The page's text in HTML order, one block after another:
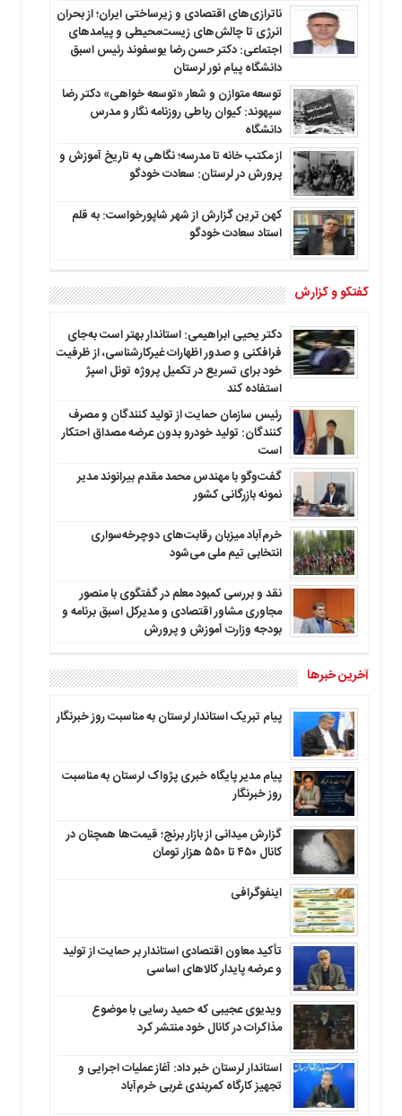
ناترازی‌های اقتصادی و زیرساختی ایران؛ از بحران
انرژی تا چالش‌های زیست‌محیطی و پیامدهای
اجتماعی: دکتر حسن رضا یوسفوند رئیس اسبق
دانشگاه پیام نور لرستان
توسعه متوازن و شعار «توسعه خواهی» دکتر رضا
سپهوند: کیوان رباطی روزنامه نگار و مدرس
دانشگاه
از مکتب خانه تا مدرسه؛ نگاهی به تاریخ آموزش و
پرورش در لرستان: سعادت خودگو
کهن ترین گزارش از شهر شاپورخواست: به قلم
استاد سعادت خودگو
گفتگو و گزارش
دکتر یحیی ابراهیمی: استاندار بهتر است به‌جای
فرافکنی و صدور اظهارات غیرکارشناسی، از ظرفیت
خود برای تسریع در تکمیل پروژه تونل اسپژ
استفاده کند
رئیس سازمان حمایت از تولید کنندگان و مصرف
کنندگان: تولید خودرو بدون عرضه مصداق احتکار
است
گفت‌وگو با مهندس محمد مقدم بیرانوند مدیر
نمونه بازرگانی کشور
خرم‌آباد میزبان رقابت‌های دوچرخه‌سواری
انتخابی تیم ملی می‌شود
نقد و بررسی کمبود معلم در گفتگوی با منصور
مجاوری مشاور اقتصادی و مدیرکل اسبق برنامه و
بودجه وزارت آموزش و پرورش
آخرین خبرها
پیام تبریک استاندار لرستان به‌ مناسبت روز خبرنگار
پیام مدیر پایگاه خبری پژواک لرستان به مناسبت
روز خبرنگار
گزارش میدانی از بازار برنج؛ قیمت‌ها همچنان در
کانال ۴۵۰ تا ۵۵۰ هزار تومان
اینفوگرافی
تأکید معاون اقتصادی استاندار بر حمایت از تولید
و عرضه پایدار کالاهای اساسی
ویدیوی عجیبی که حمید رسایی با موضوع
مذاکرات در کانال خود منتشر کرد
استاندار لرستان خبر داد: آغاز عملیات اجرایی و
تجهیز کارگاه کمربندی غربی خرم‌آباد